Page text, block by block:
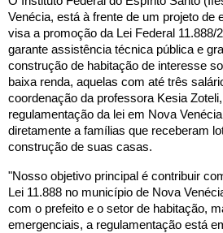
Venécia, está à frente de um projeto de
visa a promoção da Lei Federal 11.888/
garante assistência técnica pública e
construção de habitação de interesse
baixa renda, aquelas com até três
coordenação da professora Kesia
regulamentação da lei em Nova
diretamente a famílias que receberam
construção de suas casas.
"Nosso objetivo principal é contribuir
Lei 11.888 no município de Nova
com o prefeito e o setor de habitação,
emergenciais, a regulamentação está